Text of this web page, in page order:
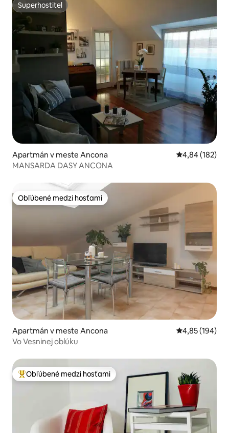
Superhostiteľ
Superhostiteľ
Apartmán v meste Ancona Priemerné
4,84 (182)
MANSARDA DASY ANCONA
Obľúbené medzi hosťami
Obľúbené medzi hosťami
Apartmán v meste Ancona Priemerné
4,85 (194)
Vo Vesninej oblúku
Najobľúbenejšie medzi hosťami
Obľúbené medzi hosťami